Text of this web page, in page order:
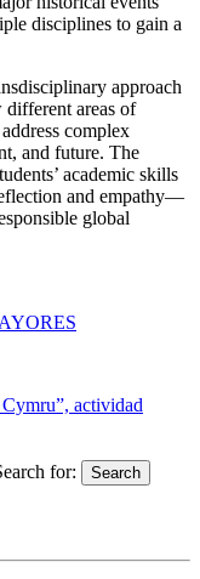
disciplines to gain a
approach
different areas of
complex
and future. The
academic skills
and empathy—
global
actividad
for:
Search